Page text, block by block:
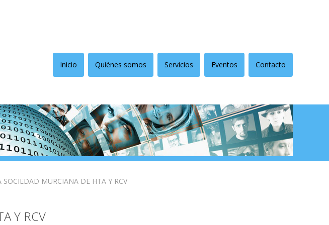
Inicio Quiénes somos Servicios Eventos Contacto
SOCIEDAD MURCIANA DE HTA Y RCV
Y RCV